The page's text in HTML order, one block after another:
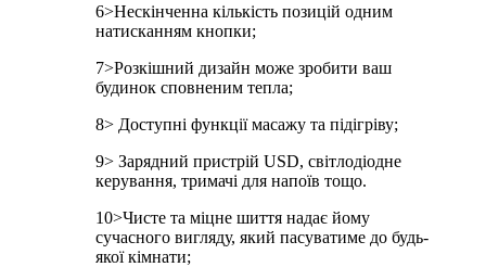
6>Нескінченна кількість позицій одним
натисканням кнопки;
7>Розкішний дизайн може зробити ваш
будинок сповненим тепла;
8> Доступні функції масажу та підігріву;
9> Зарядний пристрій USD, світлодіодне
керування, тримачі для напоїв тощо.
10>Чисте та міцне шиття надає йому
сучасного вигляду, який пасуватиме до будь-
якої кімнати;